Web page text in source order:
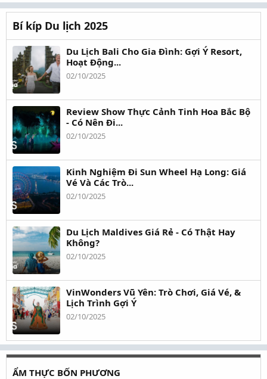
Bí kíp Du lịch 2025
Du Lịch Bali Cho Gia Đình: Gợi Ý Resort,
Hoạt Động...
02/10/2025
Review Show Thực Cảnh Tinh Hoa Bắc Bộ
- Có Nên Đi...
02/10/2025
Kinh Nghiệm Đi Sun Wheel Hạ Long: Giá
Vé Và Các Trò...
02/10/2025
Du Lịch Maldives Giá Rẻ - Có Thật Hay
Không?
02/10/2025
VinWonders Vũ Yên: Trò Chơi, Giá Vé, &
Lịch Trình Gợi Ý
02/10/2025
ẨM THỰC BỐN PHƯƠNG